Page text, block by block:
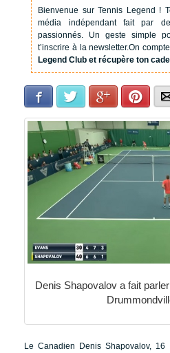
Bienvenue sur Tennis Legend !
média indépendant fait par
passionnés. Un geste simple
t’inscrire à la newsletter.On
Legend Club et récupère ton
Facebook Twitter Google+
Denis Shapovalov a fait
Le Canadien Denis Shapovalov,